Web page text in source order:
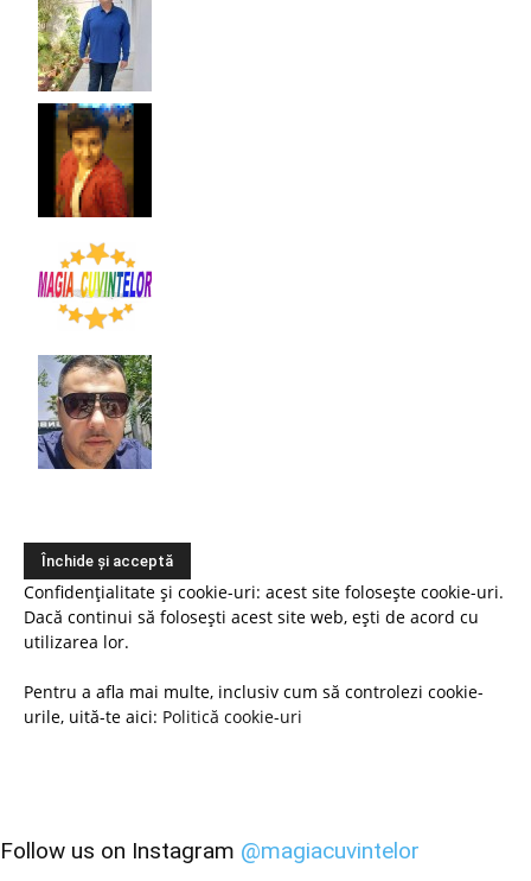
Confidențialitate și cookie-uri: acest site folosește cookie-uri.
Dacă continui să folosești acest site web, ești de acord cu
utilizarea lor.
Pentru a afla mai multe, inclusiv cum să controlezi cookie-
urile, uită-te aici: Politică cookie-uri
Follow us on Instagram @magiacuvintelor